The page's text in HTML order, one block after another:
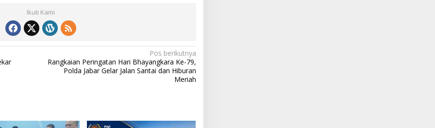
Ikuti Kami
Pos berikutnya
Rangkaian Peringatan Hari Bhayangkara Ke-79,
Polda Jabar Gelar Jalan Santai dan Hiburan
Meriah